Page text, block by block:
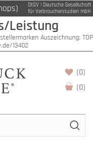
DtGV | Deutsche Gesellschaft
für Verbraucherstudien mbH
Leistung
Auszeichnung: TOP
13402
(0)
(0)